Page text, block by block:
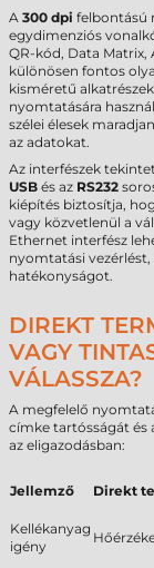
A 300 dpi felbontású
egydimenziós
QR-kód, Data Matrix,
különösen fontos
kisméretű
nyomtatására
szélei élesek
az adatokat.
Az interfészek
USB és az RS232
kiépítés biztosítja,
vagy közvetlenül a
Ethernet interfész
nyomtatási
hatékonyságot.
DIREKT
VAGY
VÁLASSZA?
A megfelelő
címke tartósságát és
az eligazodásban:
Jellemző Direkt
Kellékanyag
igény